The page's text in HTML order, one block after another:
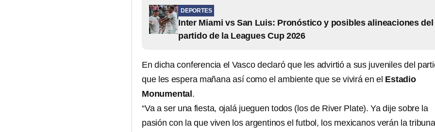
DEPORTES
Inter Miami vs San Luis: Pronóstico y posibles alineaciones del
partido de la Leagues Cup 2026
En dicha conferencia el Vasco declaró que les advirtió a sus juveniles del
que les espera mañana así como el ambiente que se vivirá en el Estadio
Monumental .
“Va a ser una fiesta, ojalá jueguen todos (los de River Plate). Ya dije sobre la
pasión con la que viven los argentinos el futbol, los mexicanos verán la